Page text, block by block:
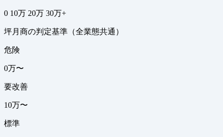
0 10万 20万 30万+
坪月商の判定基準（全業態共通）
危険
0万〜
要改善
10万〜
標準